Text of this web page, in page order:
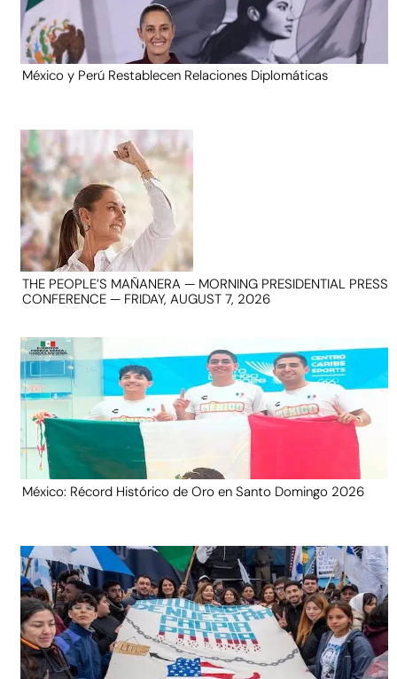
México y Perú Restablecen Relaciones Diplomáticas
THE PEOPLE’S MAÑANERA — MORNING PRESIDENTIAL PRESS
CONFERENCE — FRIDAY, AUGUST 7, 2026
México: Récord Histórico de Oro en Santo Domingo 2026